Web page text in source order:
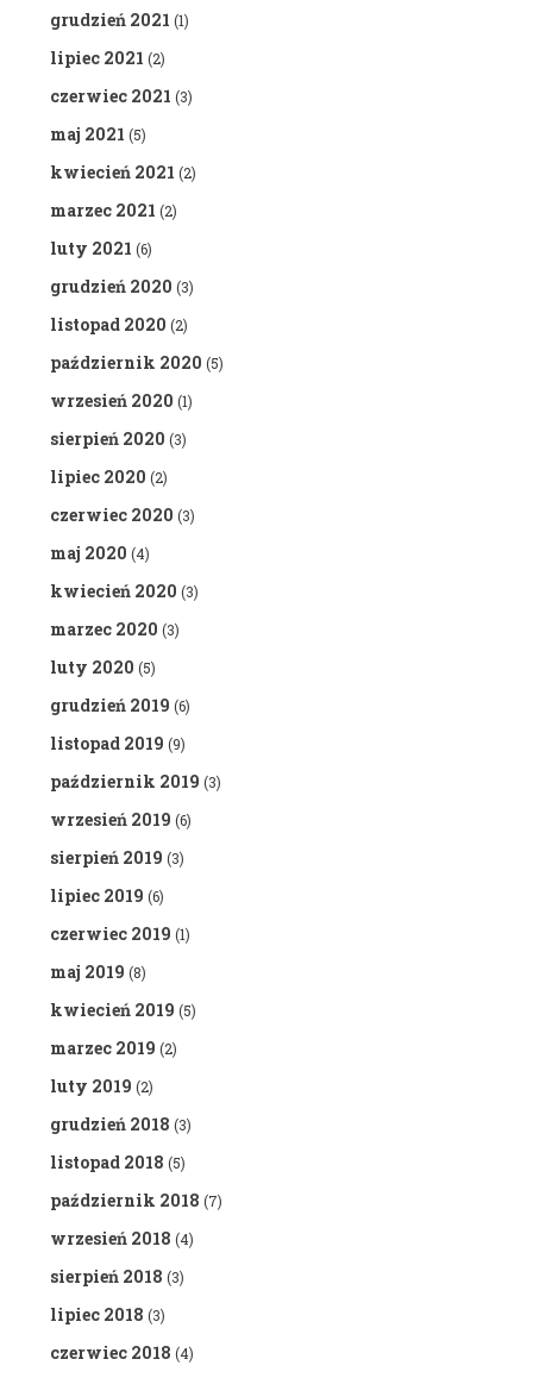
grudzień 2021 (1)
lipiec 2021 (2)
czerwiec 2021 (3)
maj 2021 (5)
kwiecień 2021 (2)
marzec 2021 (2)
luty 2021 (6)
grudzień 2020 (3)
listopad 2020 (2)
październik 2020 (5)
wrzesień 2020 (1)
sierpień 2020 (3)
lipiec 2020 (2)
czerwiec 2020 (3)
maj 2020 (4)
kwiecień 2020 (3)
marzec 2020 (3)
luty 2020 (5)
grudzień 2019 (6)
listopad 2019 (9)
październik 2019 (3)
wrzesień 2019 (6)
sierpień 2019 (3)
lipiec 2019 (6)
czerwiec 2019 (1)
maj 2019 (8)
kwiecień 2019 (5)
marzec 2019 (2)
luty 2019 (2)
grudzień 2018 (3)
listopad 2018 (5)
październik 2018 (7)
wrzesień 2018 (4)
sierpień 2018 (3)
lipiec 2018 (3)
czerwiec 2018 (4)